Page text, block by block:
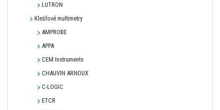
LUTRON
Klešťové multimetry
AMPROBE
APPA
CEM Instruments
CHAUVIN ARNOUX
C-LOGIC
ETCR